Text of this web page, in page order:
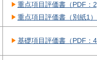
重点項目評価書（PDF：
重点項目評価書（別紙1）
基礎項目評価書（PDF：